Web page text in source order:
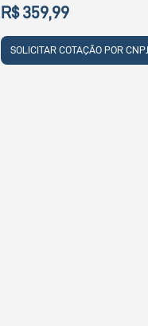
R$ 359,99
SOLICITAR COTAÇÃO POR CNPJ